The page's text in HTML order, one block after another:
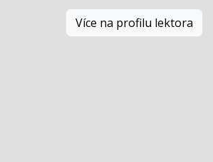
Více na profilu lektora